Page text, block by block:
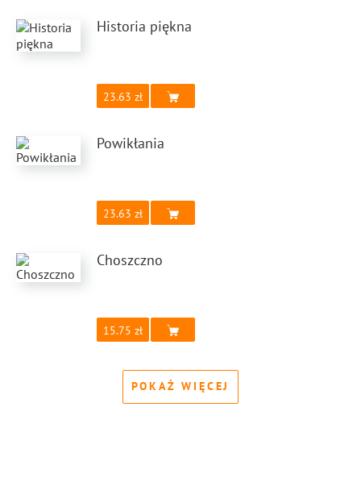
Historia piękna
23.63
Powikłania
23.63
Choszczno
15.75
POKAŻ WIĘCEJ